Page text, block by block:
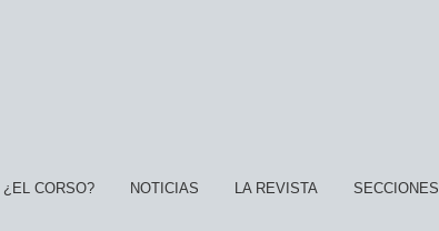
¿EL CORSO? NOTICIAS LA REVISTA SECCIONES